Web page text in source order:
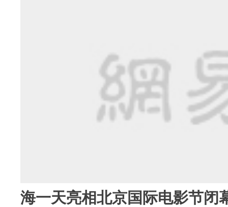
海一天亮相北京国际电影节闭